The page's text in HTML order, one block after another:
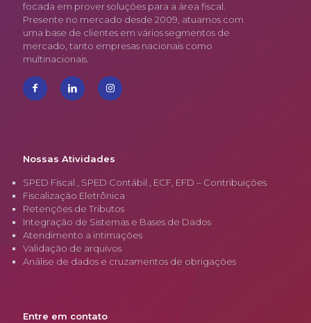
focada em prover soluções para a área fiscal.
Presente no mercado desde 2009, atuamos com
uma base de clientes em vários segmentos de
mercado, tanto empresas nacionais como
multinacionais.
Nossas Atividades
SPED Fiscal , SPED Contábil , ECF, EFD – Contribuições
Fiscalização Eletrônica
Retenções de Tributos
Integração de Sistemas e Bases de Dados
Atendimento a intimações
Validação de arquivos
Análise de dados e cruzamentos de obrigações
Entre em contato